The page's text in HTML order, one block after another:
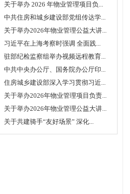
关于举办 2026 年物业管理项目负...
中共住房和城乡建设部党组传达学...
关于举办2026年物业管理公益大讲...
习近平在上海考察时强调 全面践...
驻部纪检监察组举办视频远程教育...
中共中央办公厅、国务院办公厅印...
住房城乡建设部深入学习贯彻习近...
关于举办2026年物业管理项目负责...
关于举办2026年物业管理公益大讲...
关于共建骑手“友好场景” 深化...